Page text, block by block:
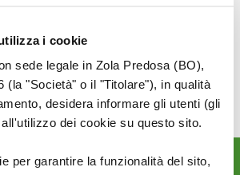
i cookie
sede legale in Zola Predosa (BO),
(la "Società" o il "Titolare"), in qualità
desidera informare gli utenti (gli
dei cookie su questo sito.
per garantire la funzionalità del sito,